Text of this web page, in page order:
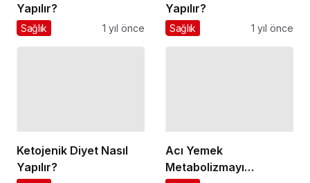
Yapılır?
Sağlık 1 yıl önce
Yapılır?
Sağlık 1 yıl önce
Ketojenik Diyet Nasıl
Yapılır?
Acı Yemek
Metabolizmayı